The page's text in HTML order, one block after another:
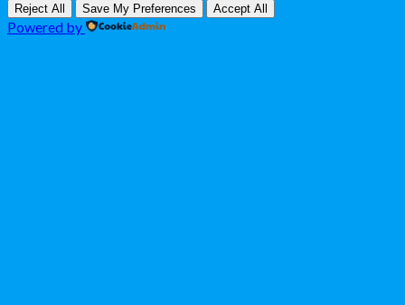
Reject All Save My Preferences Accept All
Powered by